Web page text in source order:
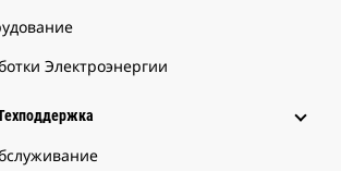
Электроэнергии